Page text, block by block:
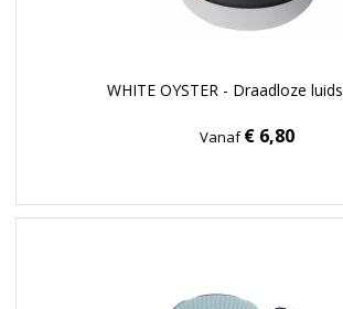
WHITE OYSTER - Draadloze
Vanaf€ 6,80